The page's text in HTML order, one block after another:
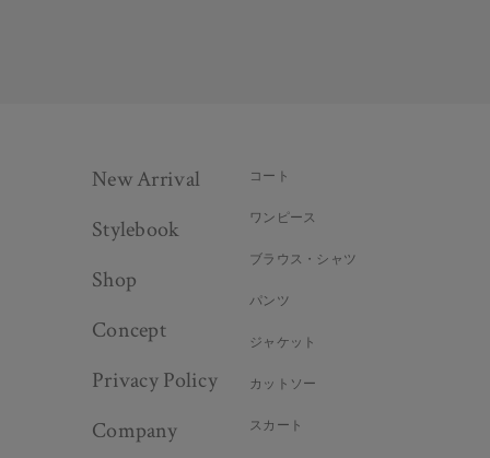
New Arrival
Stylebook
Shop
Concept
Privacy Policy
Company
コート
ワンピース
ブラウス・シャツ
パンツ
ジャケット
カットソー
スカート